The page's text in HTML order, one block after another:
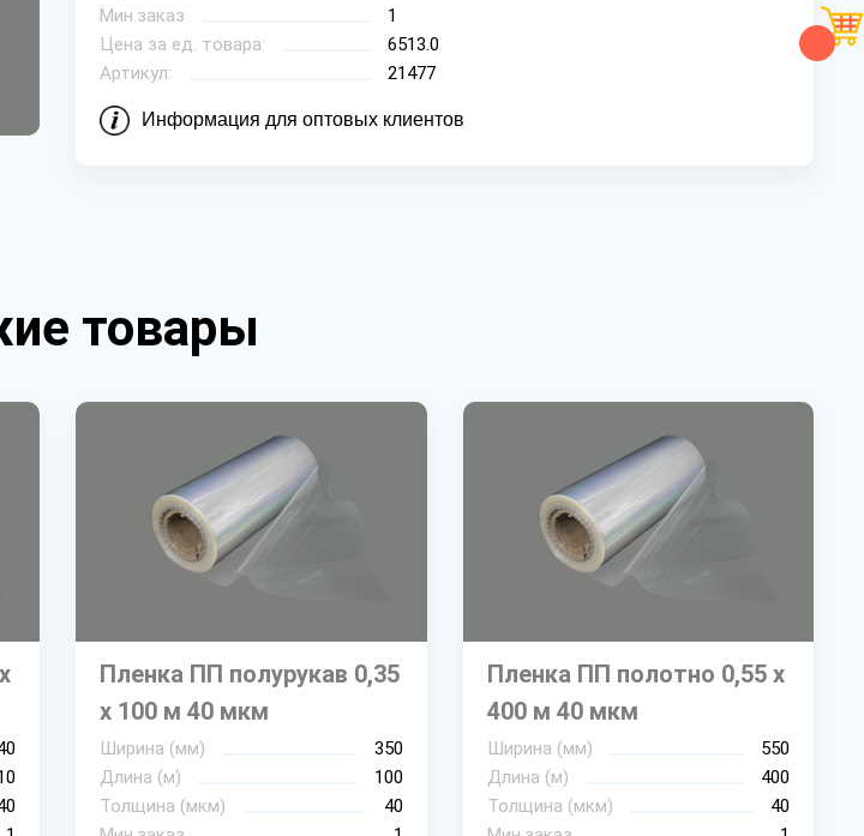
Мин.заказ
1
Цена за ед. товара:
6513.0
Артикул:
21477
Информация для оптовых клиентов
товары
Пленка ПП полурукав 0,35
х 100 м 40 мкм
Ширина (мм)
350
Длина (м)
100
Толщина (мкм)
40
Пленка ПП полотно 0,55 х
400 м 40 мкм
Ширина (мм)
550
Длина (м)
400
Толщина (мкм)
40